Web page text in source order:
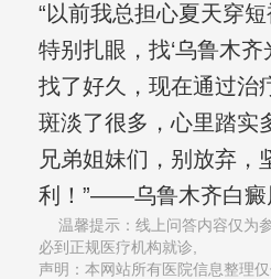
“以前我总担心夏天穿
特别扎眼，找‘乌鲁木齐
找了好久，现在通过治
斑淡了很多，心里踏实
兄弟姐妹们，别放弃，
利！”——乌鲁木齐白癜
温馨提示：线上问答内容仅为
必到正规医疗机构就诊,
声明：本网站所有医院信息整理